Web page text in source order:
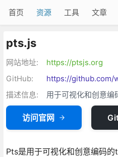
首页 资源 工具 文章
pts.js
网站地址:
https://ptsjs.org
GitHub:
https://github.com/
描述信息:
用于可视化和创意
访问官网
Pts是用于可视化和创意编码